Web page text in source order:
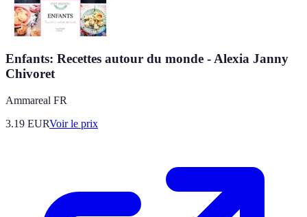
Enfants: Recettes autour du monde - Alexia Janny
Chivoret
Ammareal FR
3.19 EURVoir le prix